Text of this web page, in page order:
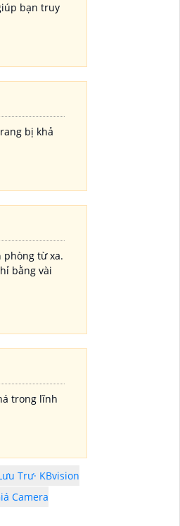
bạn truy
bị khả
phòng từ xa.
bằng vài
trong lĩnh
Trư· KBvision
Camera